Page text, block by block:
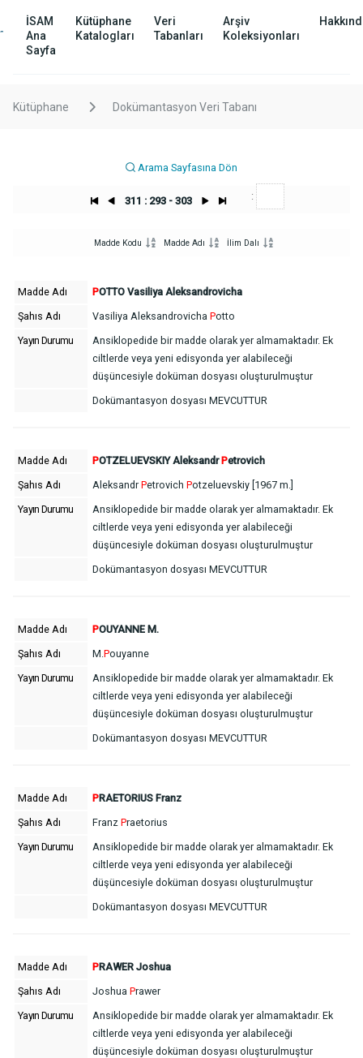
İSAM
Ana
Sayfa
Kütüphane
Katalogları
Veri
Tabanları
Arşiv
Koleksiyonları
Kütüphane Dokümantasyon Veri Tabanı
Arama Sayfasına Dön
311 : 293 - 303 :
Madde Kodu Madde Adı İlim Dalı
Madde Adı POTTO Vasiliya Aleksandrovicha
Şahıs Adı
Vasiliya Aleksandrovicha Potto
Yayın Durumu
Ansiklopedide bir madde olarak yer almamaktadır. Ek
ciltlerde veya yeni edisyonda yer alabileceği
düşüncesiyle doküman dosyası oluşturulmuştur
Dokümantasyon dosyası MEVCUTTUR
Madde Adı POTZELUEVSKIY AleksandrPetrovich
Şahıs Adı
Aleksandr Petrovich Potzeluevskiy [1967 m.]
Yayın Durumu
Ansiklopedide bir madde olarak yer almamaktadır. Ek
ciltlerde veya yeni edisyonda yer alabileceği
düşüncesiyle doküman dosyası oluşturulmuştur
Dokümantasyon dosyası MEVCUTTUR
Madde Adı POUYANNE M.
Şahıs Adı
M.Pouyanne
Yayın Durumu
Ansiklopedide bir madde olarak yer almamaktadır. Ek
ciltlerde veya yeni edisyonda yer alabileceği
düşüncesiyle doküman dosyası oluşturulmuştur
Dokümantasyon dosyası MEVCUTTUR
Madde Adı PRAETORIUS Franz
Şahıs Adı
Franz Praetorius
Yayın Durumu
Ansiklopedide bir madde olarak yer almamaktadır. Ek
ciltlerde veya yeni edisyonda yer alabileceği
düşüncesiyle doküman dosyası oluşturulmuştur
Dokümantasyon dosyası MEVCUTTUR
Madde Adı PRAWER Joshua
Şahıs Adı
Joshua Prawer
Yayın Durumu
Ansiklopedide bir madde olarak yer almamaktadır. Ek
ciltlerde veya yeni edisyonda yer alabileceği
düşüncesiyle doküman dosyası oluşturulmuştur